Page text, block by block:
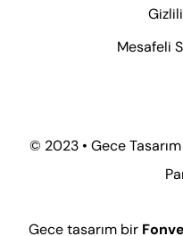
Mesafeli
© 2023 • Gece
Gece tasarım bir